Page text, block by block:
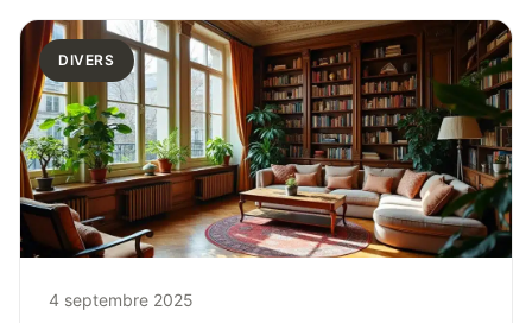
DIVERS
4 septembre 2025